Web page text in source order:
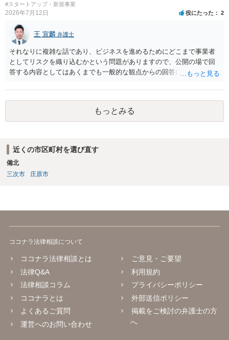
#スタートアップ・新規事業
2026年7月12日 役にたった 2
王 宣麟 弁護士
それなりに複雑な話であり、ビジネスを進めるためにどこまで事業者
としてリスクを織り込むかという問題がありますので、公開の場で回
答する内容としてはあくまでも一般的な観点からの回答になります
授業・言語コーチング」と明確に位置付け、サーフィンや農業体験、
工場見学等のアクティビティは、旅行商品ではなく授業に付随した無
償の交流・学習機会として整理すること。 ・宿泊・交通・レンタカー
等の契約主体および支払は常にクライアント本人と事業者の間で完結
送・宿泊等のサービス提供者とは独立した立場であること、②参加者
の移動・アクティビティ参加は自己の判断と責任によること、③講師
の故意・重大な過失を除く範囲で事故等についての責任を限定するこ
もっとみる
近くの市区町村を選び直す
備北
三次市
庄原市
ココナラ法律相談について
ココナラ法律相談とは
法律Q&A
法律相談コラム
ココナラとは
よくあるご質問
運営へのお問い合わせ
ご意見・ご要望
利用規約
プライバシーポリシー
外部送信ポリシー
掲載をご検討の弁護士の方
へ